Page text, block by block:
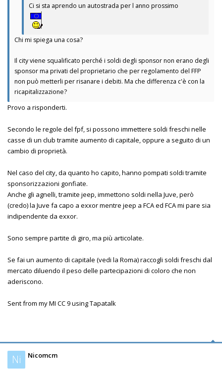
Ci si sta aprendo un autostrada per l anno prossimo
Chi mi spiega una cosa?
Il city viene squalificato perché i soldi degli sponsor non erano degli
sponsor ma privati del proprietario che per regolamento del FFP
non può metterli per risanare i debiti. Ma che differenza c'è con la
ricapitalizzazione?
Provo a risponderti.
Secondo le regole del fpf, si possono immettere soldi freschi nelle
casse di un club tramite aumento di capitale, oppure a seguito di un
cambio di proprietà.
Nel caso del city, da quanto ho capito, hanno pompati soldi tramite
sponsorizzazioni gonfiate.
Anche gli agnelli, tramite jeep, immettono soldi nella Juve, però
(credo) la Juve fa capo a exxor mentre jeep a FCA ed FCA mi pare sia
indipendente da exxor.
Sono sempre partite di giro, ma più articolate.
Se fai un aumento di capitale (vedi la Roma) raccogli soldi freschi dal
mercato diluendo il peso delle partecipazioni di coloro che non
aderiscono.
Sent from my MI CC 9 using Tapatalk
Ni Nicomcm